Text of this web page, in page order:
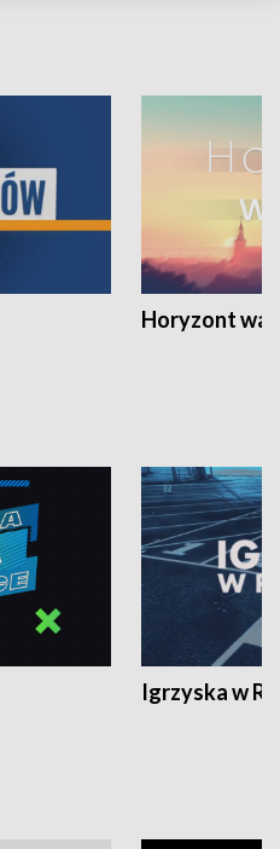
Horyzont
Igrzyska w